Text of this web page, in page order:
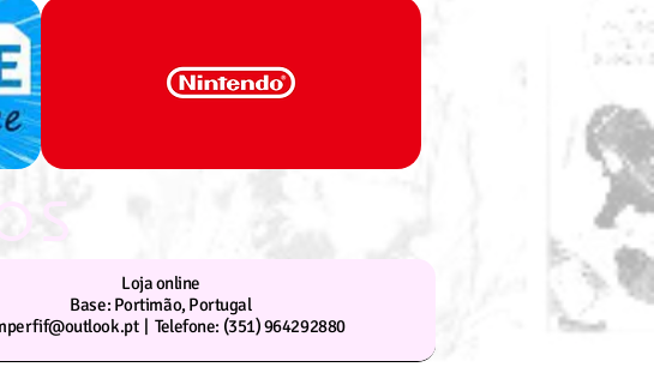
Loja online
Base: Portimão, Portugal
| Telefone: (351) 964292880